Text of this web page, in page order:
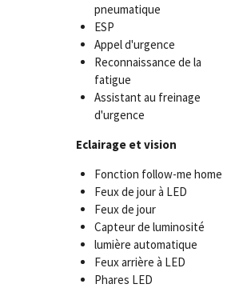
pneumatique
ESP
Appel d'urgence
Reconnaissance de la
fatigue
Assistant au freinage
d'urgence
Eclairage et vision
Fonction follow-me home
Feux de jour à LED
Feux de jour
Capteur de luminosité
lumière automatique
Feux arrière à LED
Phares LED